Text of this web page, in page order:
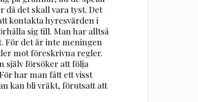
då det skall vara tyst. Det
kontakta hyresvärden i
sig till. Man har alltså
För det är inte meningen
mot föreskrivna regler.
själv försöker att följa
har man fått ett visst
kan bli vräkt, förutsatt att